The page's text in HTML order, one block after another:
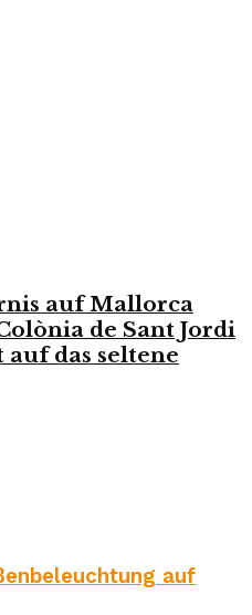
auf Mallorca
de Sant Jordi
auf das seltene
auf